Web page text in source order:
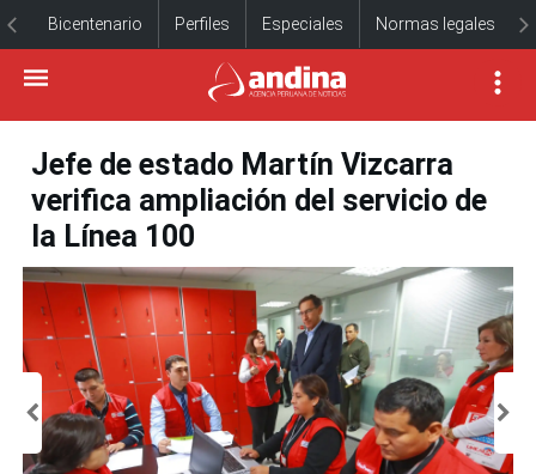
Bicentenario Perfiles Especiales Normas legales
Jefe de estado Martín Vizcarra
verifica ampliación del servicio de
la Línea 100